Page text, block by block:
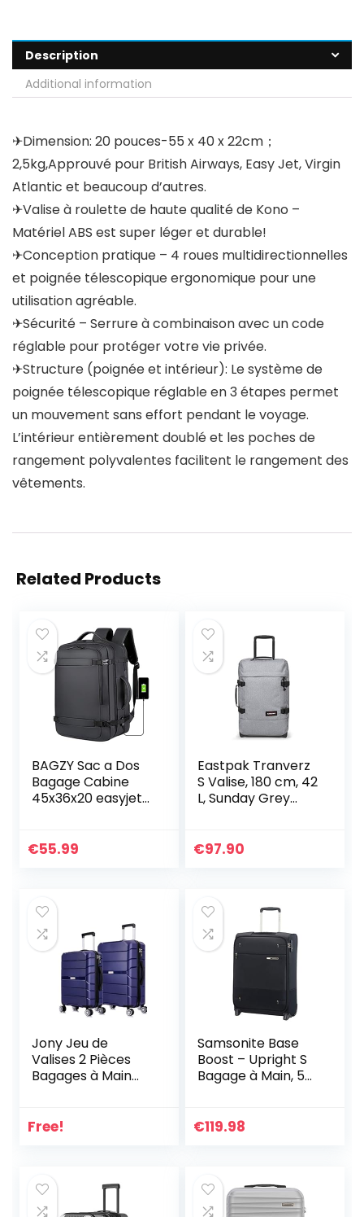
Description
Additional information
✈Dimension: 20 pouces-55 x 40 x 22cm；
2,5kg,Approuvé pour British Airways, Easy Jet, Virgin
Atlantic et beaucoup d’autres.
✈Valise à roulette de haute qualité de Kono –
Matériel ABS est super léger et durable!
✈Conception pratique – 4 roues multidirectionnelles
et poignée télescopique ergonomique pour une
utilisation agréable.
✈Sécurité – Serrure à combinaison avec un code
réglable pour protéger votre vie privée.
✈Structure (poignée et intérieur): Le système de
poignée télescopique réglable en 3 étapes permet
un mouvement sans effort pendant le voyage.
L’intérieur entièrement doublé et les poches de
rangement polyvalentes facilitent le rangement des
vêtements.
Related Products
BAGZY Sac a Dos
Bagage Cabine
45x36x20 easyjet
USB Nylon
Imperméable
Valise Cabine
Avion
€55.99
Eastpak Tranverz
S Valise, 180 cm, 42
L, Sunday Grey
€97.90
Jony Jeu de
Valises 2 Pièces
Bagages à Main
cm) Taille de
Free!
Samsonite Base
Boost – Upright S
Bagage à Main, 55
€119.98